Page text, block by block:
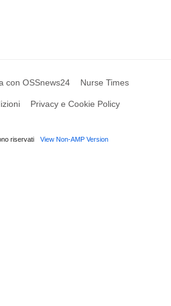
con OSSnews24 Nurse Times
Privacy e Cookie Policy
riservati View Non-AMP Version